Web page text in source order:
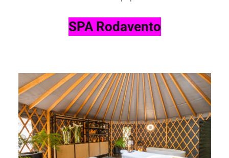
SPA Rodavento